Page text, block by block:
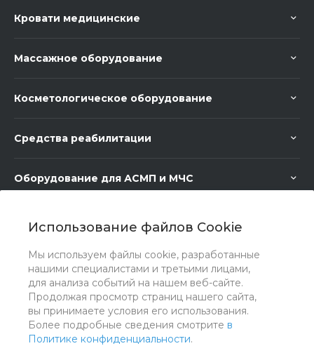
Использование файлов Cookie
Мы используем файлы cookie, разработанные
нашими специалистами и третьими лицами,
для анализа событий на нашем веб-сайте.
Продолжая просмотр страниц нашего сайта,
вы принимаете условия его использования.
Более подробные сведения смотрите в
Политике конфиденциальности.
Кровати медицинские
Массажное оборудование
Косметологическое оборудование
Средства реабилитации
Оборудование для АСМП и МЧС
Медицинская мебель